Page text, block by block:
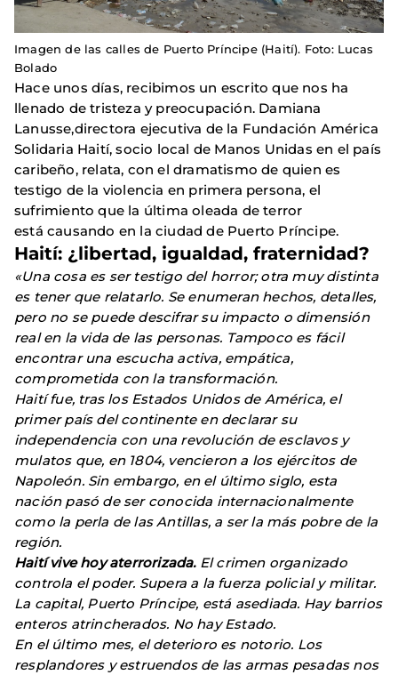
Imagen de las calles de Puerto Príncipe (Haití). Foto: Lucas
Bolado
Hace unos días, recibimos un escrito que nos ha
llenado de tristeza y preocupación. Damiana
Lanusse,directora ejecutiva de la Fundación América
Solidaria Haití, socio local de Manos Unidas en el país
caribeño, relata, con el dramatismo de quien es
testigo de la violencia en primera persona, el
sufrimiento que la última oleada de terror
está causando en la ciudad de Puerto Príncipe.
Haití: ¿libertad, igualdad, fraternidad?
«Una cosa es ser testigo del horror; otra muy distinta
es tener que relatarlo. Se enumeran hechos, detalles,
pero no se puede descifrar su impacto o dimensión
real en la vida de las personas. Tampoco es fácil
encontrar una escucha activa, empática,
comprometida con la transformación.
Haití fue, tras los Estados Unidos de América, el
primer país del continente en declarar su
independencia con una revolución de esclavos y
mulatos que, en 1804, vencieron a los ejércitos de
Napoleón. Sin embargo, en el último siglo, esta
nación pasó de ser conocida internacionalmente
como la perla de las Antillas, a ser la más pobre de la
región.
Haití vive hoy aterrorizada. El crimen organizado
controla el poder. Supera a la fuerza policial y militar.
La capital, Puerto Príncipe, está asediada. Hay barrios
enteros atrincherados. No hay Estado.
En el último mes, el deterioro es notorio. Los
resplandores y estruendos de las armas pesadas nos